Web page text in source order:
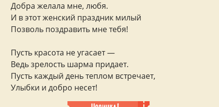
Добра желала мне, любя.
И в этот женский праздник милый
Позволь поздравить мне тебя!
Пусть красота не угасает —
Ведь зрелость шарма придает.
Пусть каждый день теплом встречает,
Улыбки и добро несет!